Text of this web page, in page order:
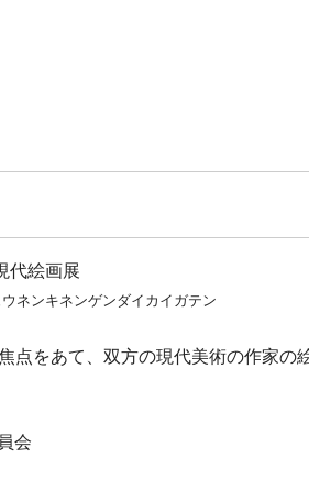
代絵画展
ネンキネンゲンダイカイガテン
点をあて、双方の現代美術の作家の
会